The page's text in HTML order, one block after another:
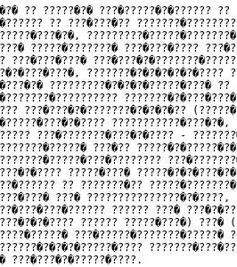
?? ?????�?� ???�?????�?�??????
?? ???�???�??
?????�???????� ???�???�????
?????????�?�?�?�?????�???�
???�???�?�???????�?�?�?�??
???�???????�???�?�???? -
???�??
?????�???�
?? ???????�??
???�
?????? ???�
?????? ?????�???�) ???�
???�?????�???????�?????�
???�???�?�?????�????.